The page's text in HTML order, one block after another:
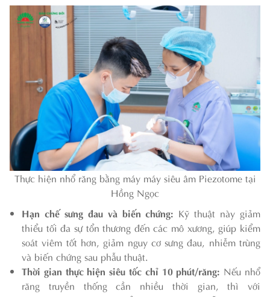
Thực hiện nhổ răng bằng máy máy siêu âm Piezotome tại
Hồng Ngọc
Hạn chế sưng đau và biến chứng: Kỹ thuật này giảm
thiểu tối đa sự tổn thương đến các mô xương, giúp kiểm
soát viêm tốt hơn, giảm nguy cơ sưng đau, nhiễm trùng
và biến chứng sau phẫu thuật.
Thời gian thực hiện siêu tốc chỉ 10 phút/răng: Nếu nhổ
răng truyền thống cần nhiều thời gian, thì với